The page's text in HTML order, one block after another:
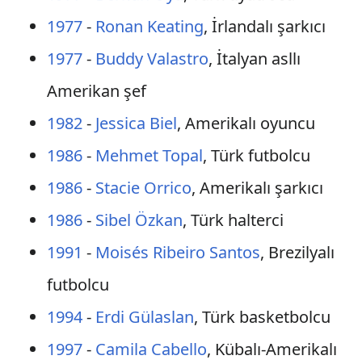
1977- Ronan Keating, İrlandalı şarkıcı
1977- Buddy Valastro, İtalyan asllı
Amerikan şef
1982- Jessica Biel, Amerikalı oyuncu
1986- Mehmet Topal, Türk futbolcu
1986- Stacie Orrico, Amerikalı şarkıcı
1986- Sibel Özkan, Türk halterci
1991 - Moisés Ribeiro Santos, Brezilyalı
futbolcu
1994- Erdi Gülaslan, Türk basketbolcu
1997- Camila Cabello, Kübalı-Amerikalı